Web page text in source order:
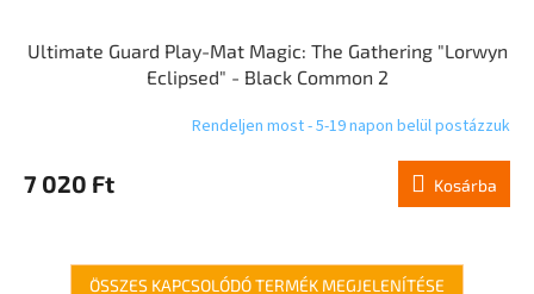
Ultimate Guard Play-Mat Magic: The Gathering "Lorwyn
Eclipsed" - Black Common 2
Rendeljen most - 5-19 napon belül postázzuk
7 020 Ft Kosárba
ÖSSZES KAPCSOLÓDÓ TERMÉK MEGJELENÍTÉSE